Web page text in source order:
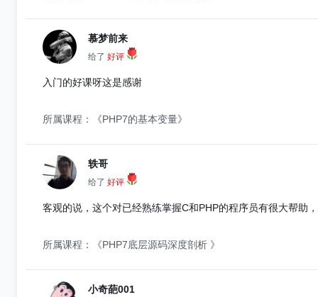
慕梦前来
给了 好评
入门的好课呀这是感谢
所属课程：《PHP7的基本变量》
轶哥
给了 好评
客观的说，这个对已经熟练掌握C和PHP的程序员有很大帮助
所属课程：《PHP7底层源码深度剖析 》
小奇葩001